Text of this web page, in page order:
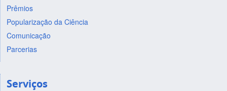
Prêmios
Popularização da Ciência
Comunicação
Parcerias
Serviços